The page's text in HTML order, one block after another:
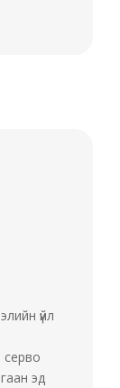
үйл
серво
эд